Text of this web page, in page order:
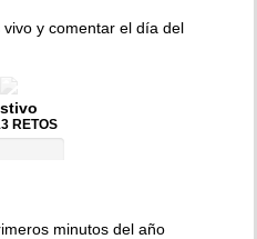
y comentar el día del
RETOS
minutos del año